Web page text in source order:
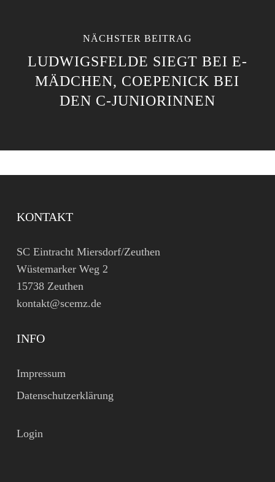
NÄCHSTER BEITRAG
LUDWIGSFELDE SIEGT BEI E-
MÄDCHEN, COEPENICK BEI
DEN C-JUNIORINNEN
KONTAKT
SC Eintracht Miersdorf/Zeuthen
Wüstemarker Weg 2
15738 Zeuthen
kontakt@scemz.de
INFO
Impressum
Datenschutzerklärung
Login